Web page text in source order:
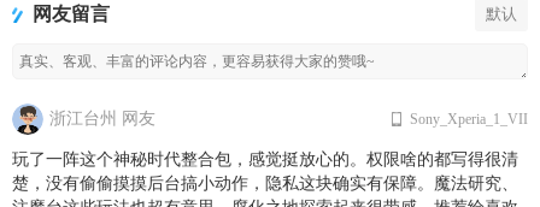
网友留言 默认
浙江台州 网友
玩了一阵这个神秘时代整合包，感觉挺放心的。权限啥的都写得很清
楚，没有偷偷摸摸后台搞小动作，隐私这块确实有保障。魔法研究、
Sony_Xperia_1_VII